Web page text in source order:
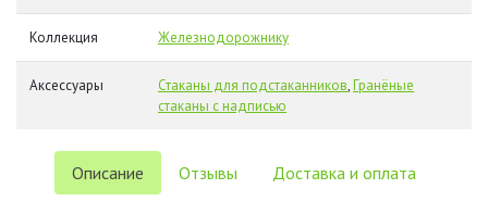
Коллекция Железнодорожнику
Аксессуары Стаканы для подстаканников,Гранёные
стаканы с надписью
Описание Отзывы Доставка и оплата